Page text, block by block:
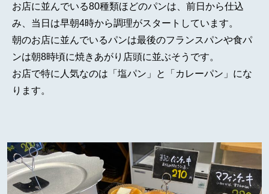
お店に並んでいる80種類ほどのパンは、前日から仕込
み、当日は早朝4時から調理がスタートしています。
朝のお店に並んでいるパンは最後のフランスパンや食パ
ンは朝8時頃に焼きあがり店頭に並ぶそうです。
お店で特に人気なのは「塩パン」と「カレーパン」にな
ります。